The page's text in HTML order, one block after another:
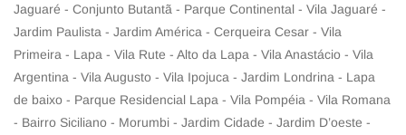
Jaguaré - Conjunto Butantã - Parque Continental - Vila Jaguaré -
Jardim Paulista - Jardim América - Cerqueira Cesar - Vila
Primeira - Lapa - Vila Rute - Alto da Lapa - Vila Anastácio - Vila
Argentina - Vila Augusto - Vila Ipojuca - Jardim Londrina - Lapa
de baixo - Parque Residencial Lapa - Vila Pompéia - Vila Romana
- Bairro Siciliano - Morumbi - Jardim Cidade - Jardim D’oeste -